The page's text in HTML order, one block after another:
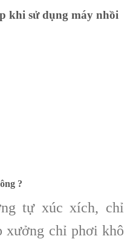
khi sử dụng máy nhồi
?
tự xúc xích, chỉ
xưởng chỉ phơi khô